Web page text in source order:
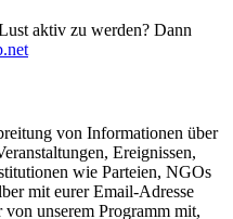
aktiv zu werden? Dann
von Informationen über
Ereignissen,
wie Parteien, NGOs
mit eurer Email-Adresse
unserem Programm mit,